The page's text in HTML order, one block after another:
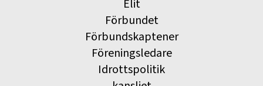
Elit
Förbundet
Förbundskaptener
Föreningsledare
Idrottspolitik